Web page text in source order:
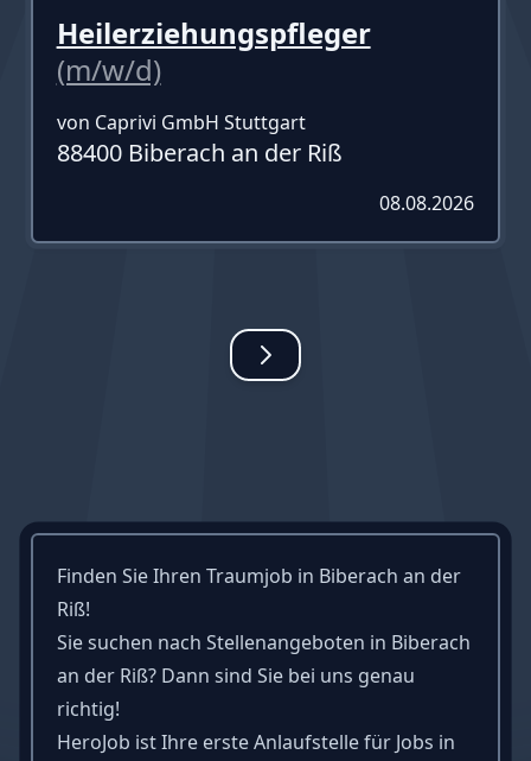
Heilerziehungspfleger
(m/w/d)
von Caprivi GmbH Stuttgart
88400 Biberach an der Riß
08.08.2026
Finden Sie Ihren Traumjob in Biberach an der
Riß!
Sie suchen nach Stellenangeboten in Biberach
an der Riß? Dann sind Sie bei uns genau
richtig!
HeroJob ist Ihre erste Anlaufstelle für Jobs in